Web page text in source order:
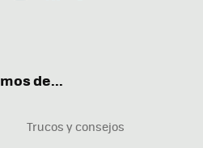
de...
Trucos y consejos